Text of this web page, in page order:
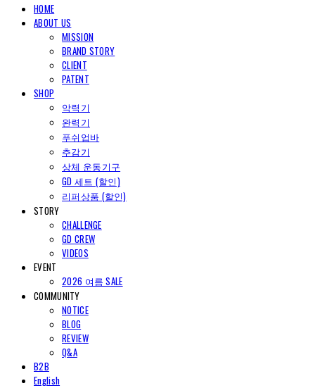
HOME
ABOUT US
MISSION
BRAND STORY
CLIENT
PATENT
SHOP
악력기
완력기
푸쉬업바
추감기
상체 운동기구
GD 세트 (할인)
리퍼상품 (할인)
STORY
CHALLENGE
GD CREW
VIDEOS
EVENT
2026 여름 SALE
COMMUNITY
NOTICE
BLOG
REVIEW
Q&A
B2B
English